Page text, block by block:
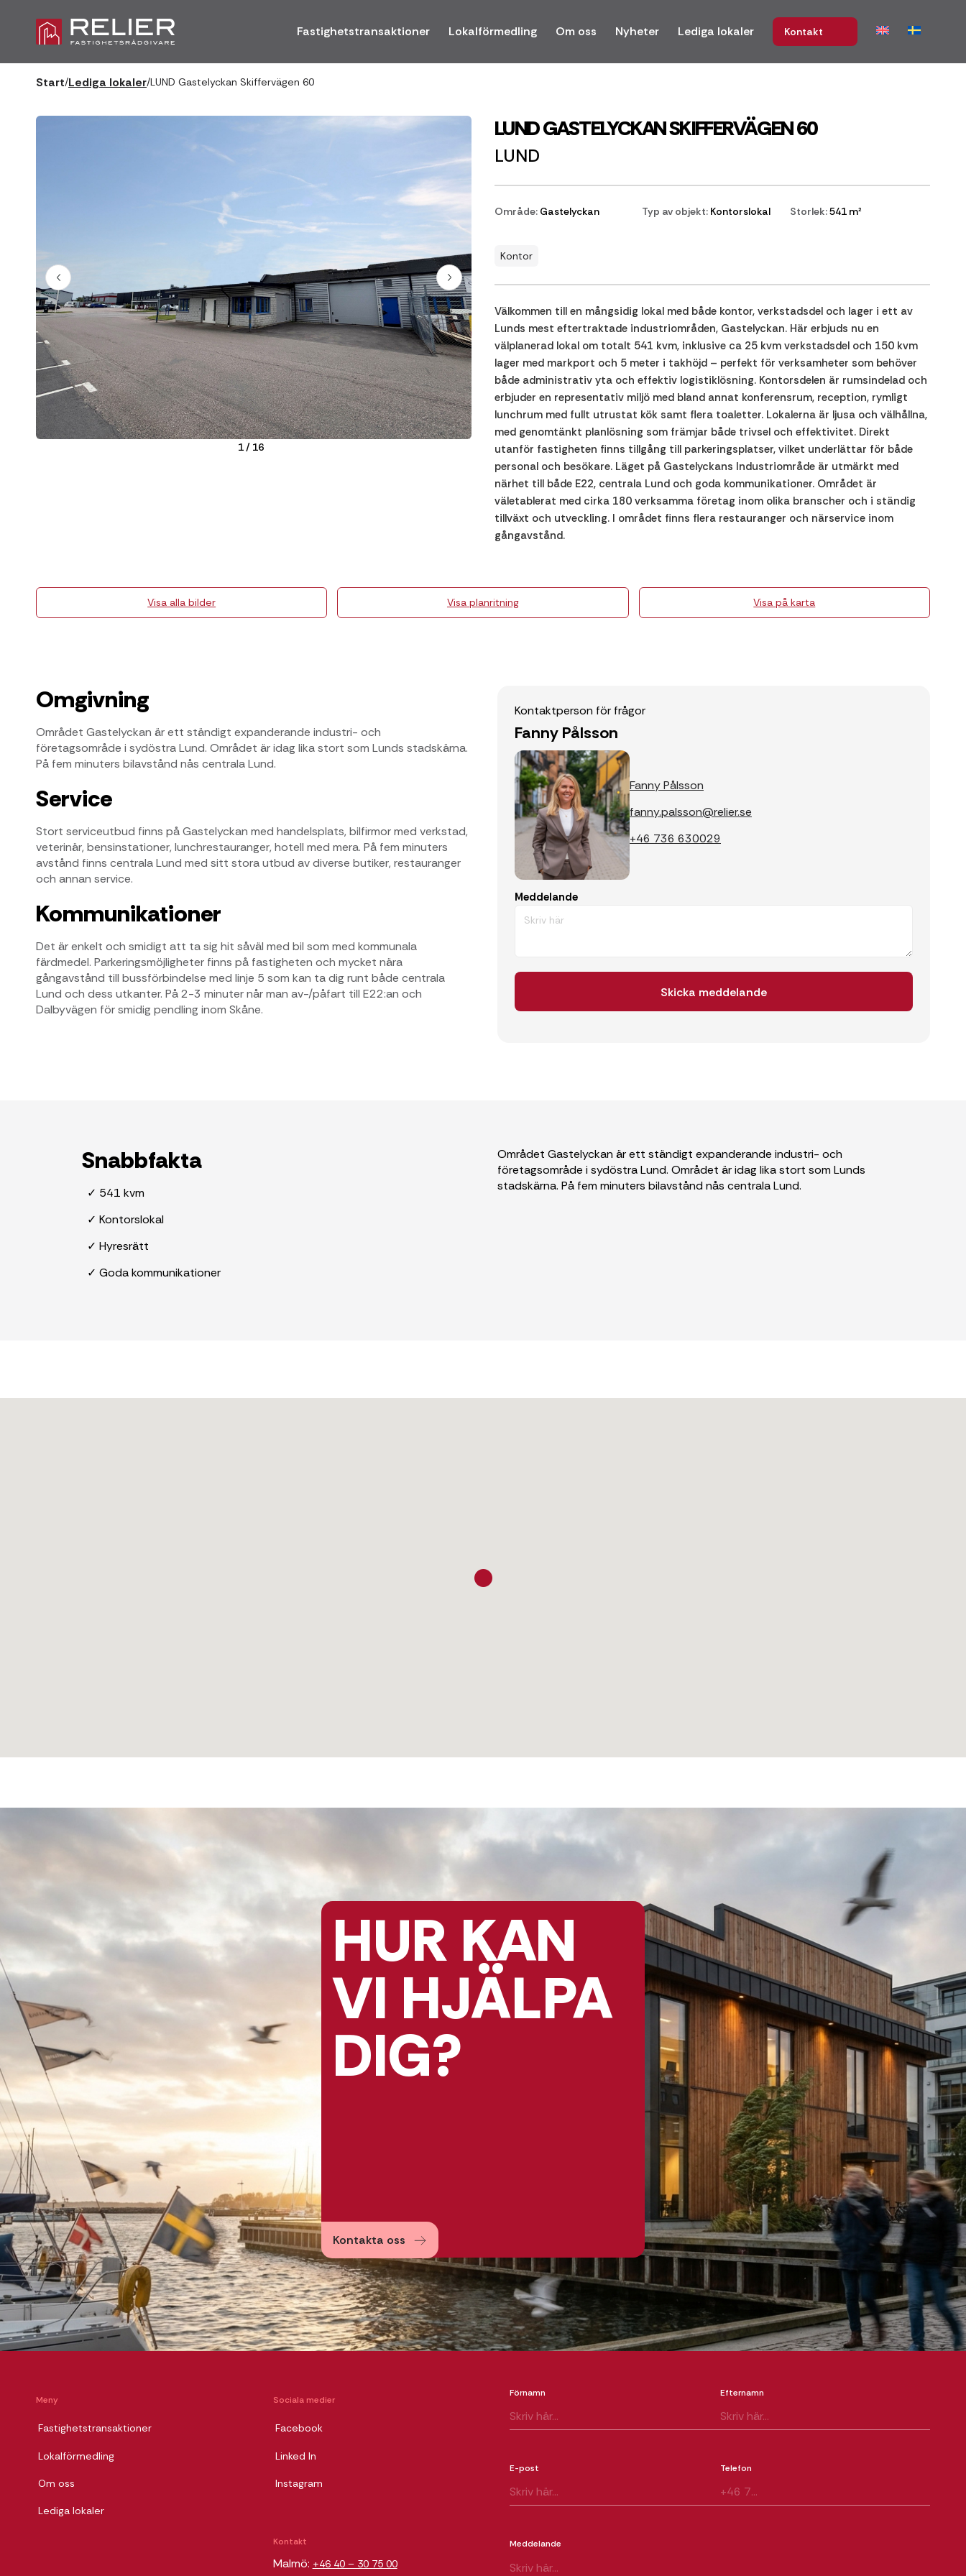
Fastighetstransaktioner Lokalförmedling Om oss Nyheter Lediga lokaler Kontakt
Start/Lediga lokaler/LUND Gastelyckan Skiffervägen 60
1/ 16
LUND GASTELYCKAN SKIFFERVÄGEN 60
LUND
Område: Gastelyckan Typ av objekt: Kontorslokal Storlek:541 m²
Kontor
Välkommen till en mångsidig lokal med både kontor, verkstadsdel och lager i ett av
Lunds mest eftertraktade industriområden, Gastelyckan. Här erbjuds nu en
välplanerad lokal om totalt 541 kvm, inklusive ca 25 kvm verkstadsdel och 150 kvm
lager med markport och 5 meter i takhöjd – perfekt för verksamheter som behöver
både administrativ yta och effektiv logistiklösning. Kontorsdelen är rumsindelad och
erbjuder en representativ miljö med bland annat konferensrum, reception, rymligt
lunchrum med fullt utrustat kök samt flera toaletter. Lokalerna är ljusa och välhållna,
med genomtänkt planlösning som främjar både trivsel och effektivitet. Direkt
utanför fastigheten finns tillgång till parkeringsplatser, vilket underlättar för både
personal och besökare. Läget på Gastelyckans Industriområde är utmärkt med
närhet till både E22, centrala Lund och goda kommunikationer. Området är
väletablerat med cirka 180 verksamma företag inom olika branscher och i ständig
tillväxt och utveckling. I området finns flera restauranger och närservice inom
gångavstånd.
Visa alla bilder Visa planritning Visa på karta
Omgivning
Området Gastelyckan är ett ständigt expanderande industri- och
företagsområde i sydöstra Lund. Området är idag lika stort som Lunds stadskärna.
På fem minuters bilavstånd nås centrala Lund.
Service
Stort serviceutbud finns på Gastelyckan med handelsplats, bilfirmor med verkstad,
veterinär, bensinstationer, lunchrestauranger, hotell med mera. På fem minuters
avstånd finns centrala Lund med sitt stora utbud av diverse butiker, restauranger
och annan service.
Kommunikationer
Det är enkelt och smidigt att ta sig hit såväl med bil som med kommunala
färdmedel. Parkeringsmöjligheter finns på fastigheten och mycket nära
gångavstånd till bussförbindelse med linje 5 som kan ta dig runt både centrala
Lund och dess utkanter. På 2-3 minuter når man av-/påfart till E22:an och
Dalbyvägen för smidig pendling inom Skåne.
Kontaktperson för frågor
Fanny Pålsson
Fanny Pålsson
fanny.palsson@relier.se
+46 736 630029
Meddelande
Snabbfakta
✓ 541 kvm
✓ Kontorslokal
✓ Hyresrätt
✓ Goda kommunikationer
Området Gastelyckan är ett ständigt expanderande industri- och
företagsområde i sydöstra Lund. Området är idag lika stort som Lunds
stadskärna. På fem minuters bilavstånd nås centrala Lund.
HUR KAN
VI HJÄLPA
DIG?
Kontakta oss
Meny
Fastighetstransaktioner
Lokalförmedling
Om oss
Lediga lokaler
Sociala medier
Facebook
Linked In
Instagram
Kontakt
Malmö: +46 40 – 30 75 00
Förnamn Efternamn
E-post Telefon
Meddelande